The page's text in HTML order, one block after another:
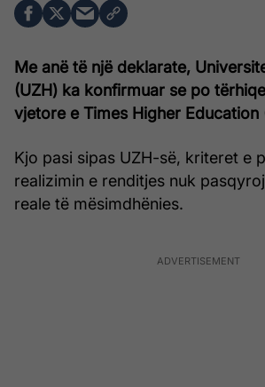
Me anë të një deklarate,
(UZH) ka konfirmuar se po
vjetore e Times Higher Education
Kjo pasi sipas UZH-së, kriteret e
realizimin e renditjes nuk
reale të mësimdhënies.